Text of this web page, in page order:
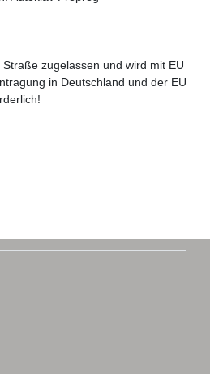
zugelassen und wird mit EU
in Deutschland und der EU